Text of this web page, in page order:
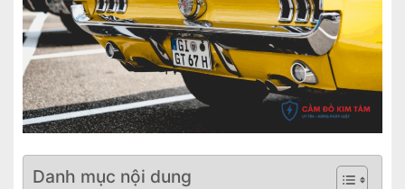
Danh mục nội dung